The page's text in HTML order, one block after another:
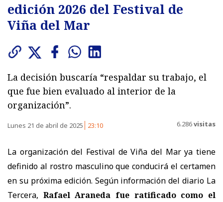
edición 2026 del Festival de
Viña del Mar
La decisión buscaría “respaldar su trabajo, el
que fue bien evaluado al interior de la
organización”.
Lunes 21 de abril de 2025 23:10 6.286visitas
La organización del Festival de Viña del Mar ya tiene
definido al rostro masculino que conducirá el certamen
en su próxima edición. Según información del diario La
Tercera, Rafael Araneda fue ratificado como el